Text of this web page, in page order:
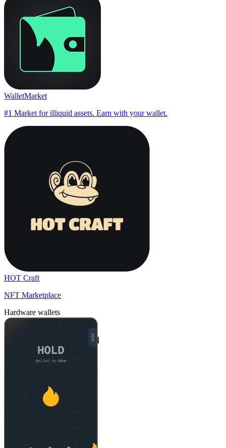
WalletMarket
#1 Market for illiquid assets. Earn with your wallet.
HOT Craft
NFT Marketplace
Hardware wallets